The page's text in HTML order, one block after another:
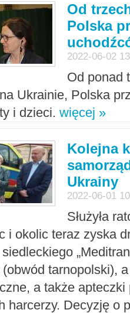
Od
Polska
2022-06-02
Od ponad
Ukrainie, Polska
i dzieci. więcej »
Kolejna
Ukrainy
2022-06-01
Służyła
i okolic teraz zyska
tarnopolski),
a także apteczki
harcerzy. Decyzję o